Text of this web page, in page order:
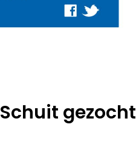
gezocht